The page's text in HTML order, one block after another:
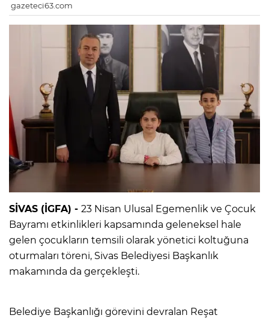
gazeteci63.com
SİVAS (İGFA) - 23 Nisan Ulusal Egemenlik ve Çocuk
Bayramı etkinlikleri kapsamında geleneksel hale
gelen çocukların temsili olarak yönetici koltuğuna
oturmaları töreni, Sivas Belediyesi Başkanlık
makamında da gerçekleşti.
Belediye Başkanlığı görevini devralan Reşat